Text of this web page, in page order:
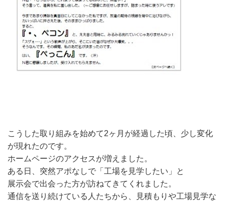
こうした取り組みを始めて2ヶ月が経過した頃、少し変化
が現れたのです。
ホームページのアクセスが増えました。
ある日、突然アポなしで「工場を見学したい」と
展示会で出会った方が訪ねてきてくれました。
通信を送り続けている人たちから、見積もりや工場見学な